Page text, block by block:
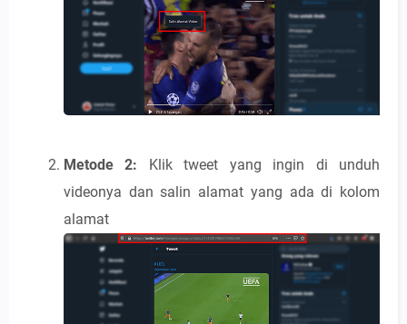
Metode 2: Klik tweet yang ingin di unduh
videonya dan salin alamat yang ada di kolom
alamat